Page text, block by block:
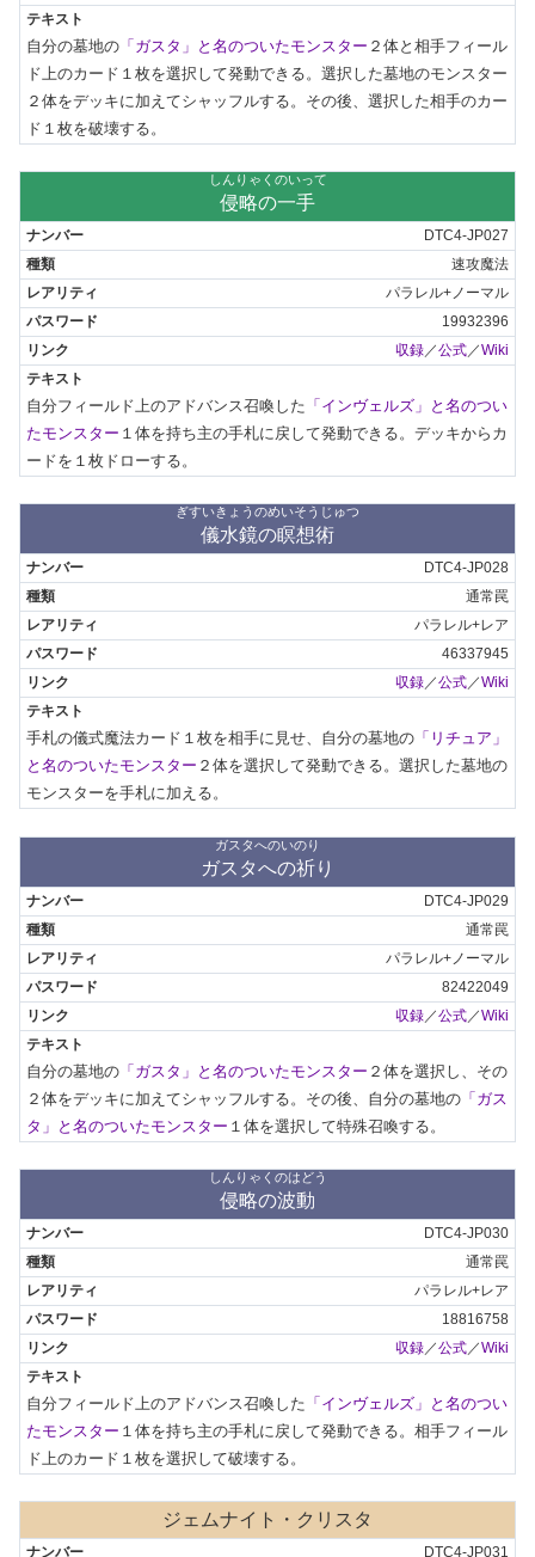
自分の墓地の 「ガスタ」と名のついたモンスター ２体と相手フィール
ド上のカード１枚を選択して発動できる。選択した墓地のモンスター
２体をデッキに加えてシャッフルする。その後、選択した相手のカー
ド１枚を破壊する。
しんりゃくのいって
侵略の一手
DTC4-JP027
速攻魔法
パラレル+ノーマル
19932396
収録／公式／Wiki
自分フィールド上のアドバンス召喚した 「インヴェルズ」と名のつい
たモンスター １体を持ち主の手札に戻して発動できる。デッキからカ
ードを１枚ドローする。
ぎすいきょうのめいそうじゅつ
儀水鏡の瞑想術
DTC4-JP028
通常罠
パラレル+レア
46337945
収録／公式／Wiki
手札の儀式魔法カード１枚を相手に見せ、自分の墓地の 「リチュア」
と名のついたモンスター ２体を選択して発動できる。選択した墓地の
モンスターを手札に加える。
ガスタへのいのり
ガスタへの祈り
DTC4-JP029
通常罠
パラレル+ノーマル
82422049
収録 ／公式 ／Wiki
自分の墓地の 「ガスタ」と名のついたモンスター ２体を選択し、その
２体をデッキに加えてシャッフルする。その後、自分の墓地の 「ガス
タ」と名のついたモンスター １体を選択して特殊召喚する。
しんりゃくのはどう
侵略の波動
DTC4-JP030
通常罠
パラレル+レア
18816758
収録／公式／Wiki
自分フィールド上のアドバンス召喚した 「インヴェルズ」と名のつい
たモンスター １体を持ち主の手札に戻して発動できる。相手フィール
ド上のカード１枚を選択して破壊する。
ジェムナイト・クリスタ
DTC4-JP031